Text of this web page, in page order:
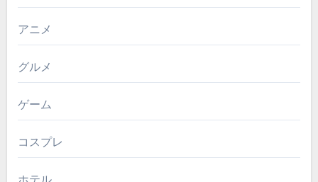
アニメ
グルメ
ゲーム
コスプレ